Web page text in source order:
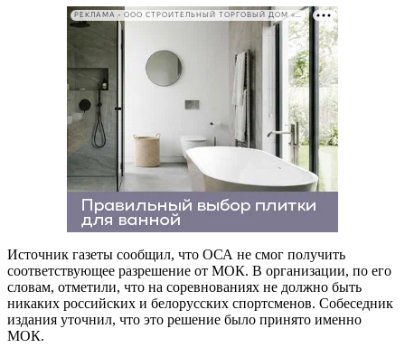
РЕКЛАМА • ООО СТРОИТЕЛЬНЫЙ ТОРГОВЫЙ ДОМ «ПЕТРОВИЧ». ИНН: 7802348846
Источник газеты сообщил, что ОСА не смог получить
соответствующее разрешение от МОК. В организации, по его
словам, отметили, что на соревнованиях не должно быть
никаких российских и белорусских спортсменов. Собеседник
издания уточнил, что это решение было принято именно
МОК.